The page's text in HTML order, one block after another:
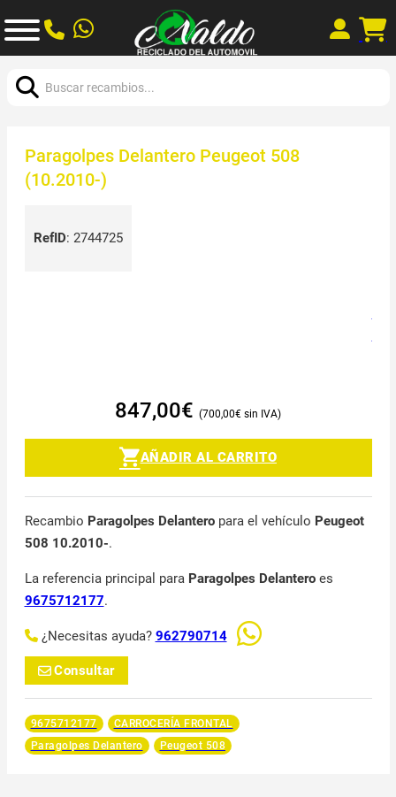
Paragolpes Delantero Peugeot 508
(10.2010-)
RefID: 2744725
847,00€ 700,00€
AÑADIR AL CARRITO
Recambio Paragolpes Delanteropara el vehículo Peugeot
508 10.2010-.
La referencia principal para Paragolpes Delanteroes
9675712177.
¿Necesitas ayuda? 962790714
Consultar
9675712177
CARROCERÍA FRONTAL
Paragolpes Delantero
Peugeot 508